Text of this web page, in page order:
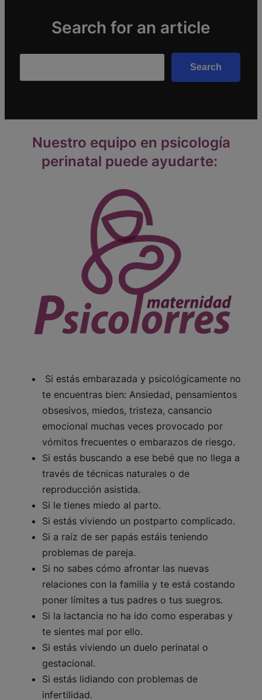
Search for an article
Search
Nuestro equipo en psicología
perinatal puede ayudarte:
Si estás embarazada y psicológicamente no
te encuentras bien: Ansiedad, pensamientos
obsesivos, miedos, tristeza, cansancio
emocional muchas veces provocado por
vómitos frecuentes o embarazos de riesgo.
Si estás buscando a ese bebé que no llega a
través de técnicas naturales o de
reproducción asistida.
Si le tienes miedo al parto.
Si estás viviendo un postparto complicado.
Si a raíz de ser papás estáis teniendo
problemas de pareja.
Si no sabes cómo afrontar las nuevas
relaciones con la familia y te está costando
poner límites a tus padres o tus suegros.
Si la lactancia no ha ido como esperabas y
te sientes mal por ello.
Si estás viviendo un duelo perinatal o
gestacional.
Si estás lidiando con problemas de
infertilidad.